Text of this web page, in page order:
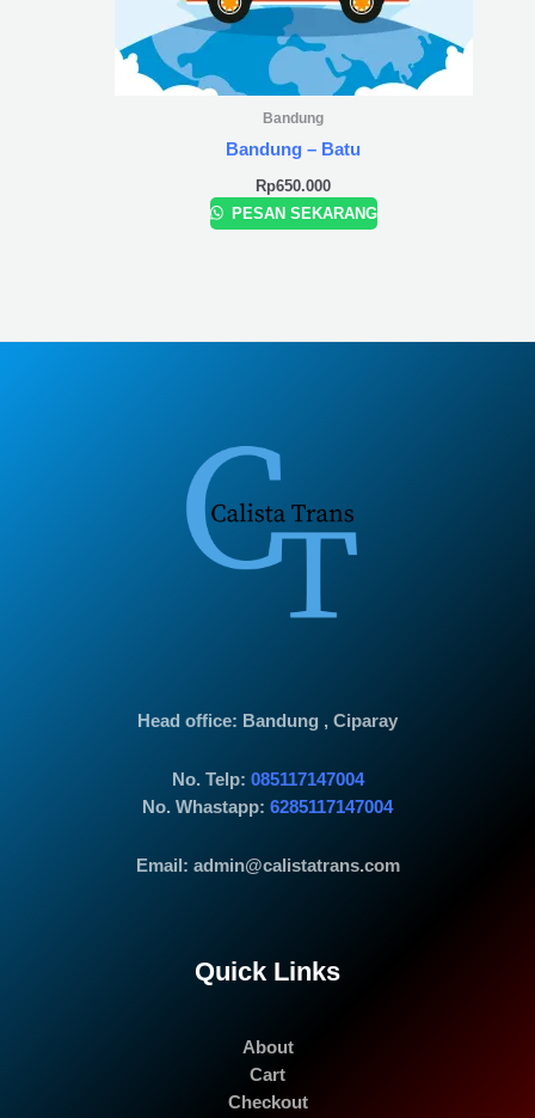
Bandung
Bandung – Batu
Rp650.000
PESAN SEKARANG
Head office: Bandung , Ciparay
No. Telp: 085117147004
No. Whastapp: 6285117147004
Email: admin@calistatrans.com
Quick Links
About
Cart
Checkout